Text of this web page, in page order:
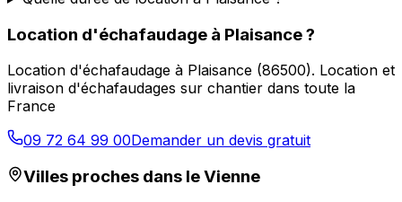
Location d'échafaudage à Plaisance?
Location d'échafaudage à Plaisance (86500). Location et
livraison d'échafaudages sur chantier dans toute la
France
09 72 64 99 00Demander un devis gratuit
Villes proches dans leVienne